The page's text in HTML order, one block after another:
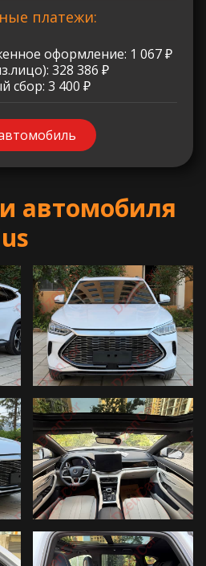
платежи:
оформление: 1 067 ₽
328 386 ₽
сбор: 3 400 ₽
автомобиля